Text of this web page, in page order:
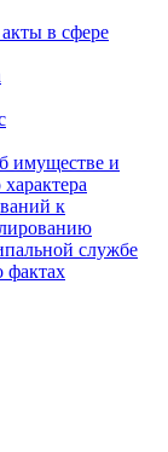
в сфере
имуществе и
к
службе
фактах